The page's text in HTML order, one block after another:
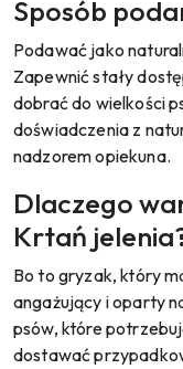
Sposób
Podawać jako
Zapewnić stały
dobrać do wielkości
doświadczenia z
nadzorem opiekuna.
Dlaczego
Krtań
Bo to gryzak, który
angażujący i oparty
psów, które
dostawać